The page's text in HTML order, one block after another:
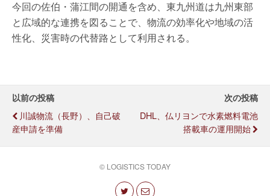
今回の佐伯・蒲江間の開通を含め、東九州道は九州東部
と広域的な連携を図ることで、物流の効率化や地域の活
性化、災害時の代替路として利用される。
以前の投稿
川誠物流（長野）、自己破
産申請を準備
次の投稿
DHL、仏リヨンで水素燃料電池
搭載車の運用開始
© LOGISTICS TODAY